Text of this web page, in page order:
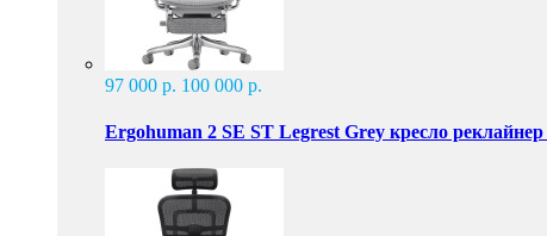
97 000 р. 100 000 р.
Ergohuman 2 SE ST Legrest Grey кресло